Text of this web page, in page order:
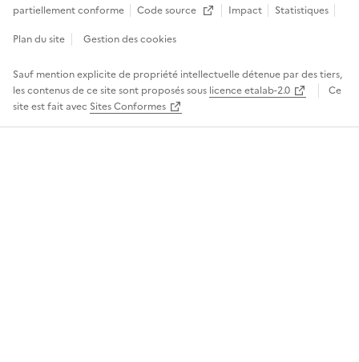
partiellement conforme
Code source
Ouvre une nouvelle fenêtre
Impact
Statistiques
Plan du site
Gestion des cookies
Sauf mention explicite de propriété intellectuelle détenue par des tiers,
les contenus de ce site sont proposés sous licence etalab-2.0
Ce
site est fait avec Sites Conformes